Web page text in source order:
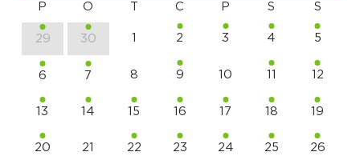
P O C P S S
29 30 1 2 3 4 5
6 7 8 9 10 11 12
13 14 15 16 17 18 19
20 21 22 23 24 25 26